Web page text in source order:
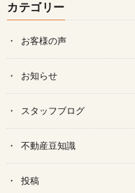
カテゴリー
お客様の声
お知らせ
スタッフブログ
不動産豆知識
投稿